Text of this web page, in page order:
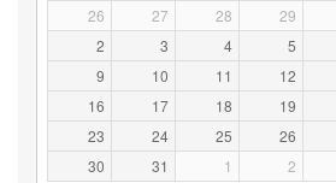
26 27 28 29
2
3 4 5
9 10 11 12
16
17 18 19
23
24 25 26
30
31 1 2